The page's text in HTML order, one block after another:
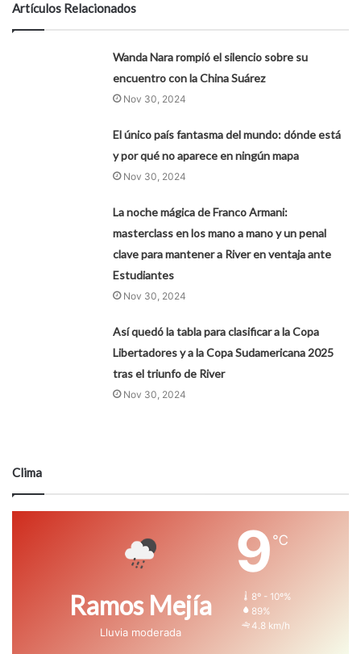
Artículos Relacionados
Wanda Nara rompió el silencio sobre su
encuentro con la China Suárez
Nov 30, 2024
El único país fantasma del mundo: dónde está
y por qué no aparece en ningún mapa
Nov 30, 2024
La noche mágica de Franco Armani:
masterclass en los mano a mano y un penal
clave para mantener a River en ventaja ante
Estudiantes
Nov 30, 2024
Así quedó la tabla para clasificar a la Copa
Libertadores y a la Copa Sudamericana 2025
tras el triunfo de River
Nov 30, 2024
Clima
Ramos Mejía
Lluvia moderada
9 ℃
8º - 10º%
89%
4.8 km/h